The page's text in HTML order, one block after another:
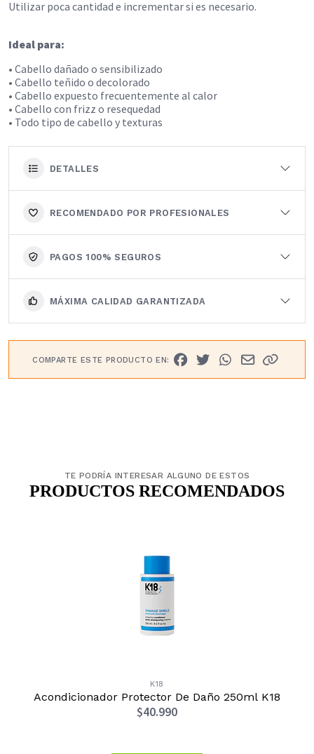
Utilizar poca cantidad e incrementar si es necesario.
Ideal para:
• Cabello dañado o sensibilizado
• Cabello teñido o decolorado
• Cabello expuesto frecuentemente al calor
• Cabello con frizz o resequedad
• Todo tipo de cabello y texturas
DETALLES
RECOMENDADO POR PROFESIONALES
PAGOS 100% SEGUROS
MÁXIMA CALIDAD GARANTIZADA
COMPARTE ESTE PRODUCTO EN:
TE PODRÍA INTERESAR ALGUNO DE ESTOS
PRODUCTOS RECOMENDADOS
K18
Acondicionador Protector De Daño 250ml K18
$40.990